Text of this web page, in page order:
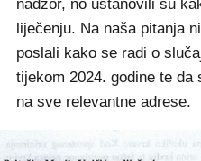
nadzor, no ustanovili su
liječenju. Na naša pitanja
poslali kako se radi o
tijekom 2024. godine te da
na sve relevantne adrese.